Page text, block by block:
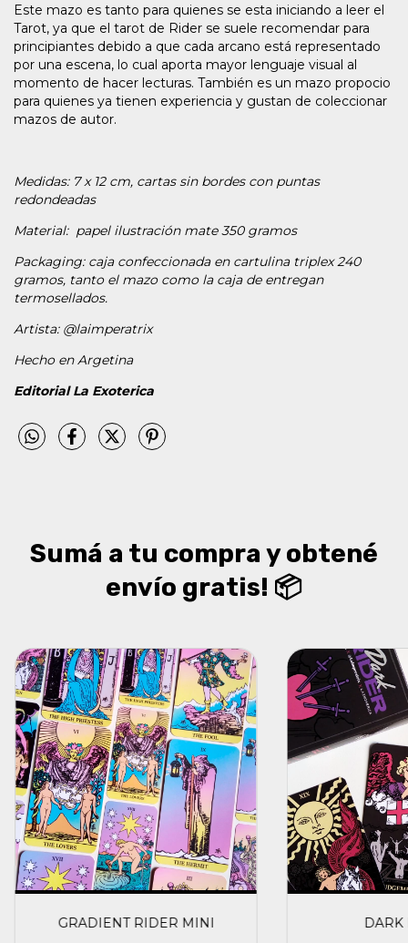
Este mazo es tanto para quienes se esta iniciando a leer el
Tarot, ya que el tarot de Rider se suele recomendar para
principiantes debido a que cada arcano está representado
por una escena, lo cual aporta mayor lenguaje visual al
momento de hacer lecturas. También es un mazo propocio
para quienes ya tienen experiencia y gustan de coleccionar
mazos de autor.
Medidas: 7 x 12 cm, cartas sin bordes con puntas
redondeadas
Material: papel ilustración mate 350 gramos
Packaging: caja confeccionada en cartulina triplex 240
gramos, tanto el mazo como la caja de entregan
termosellados.
Artista: @laimperatrix
Hecho en Argetina
Editorial La Exoterica
Sumá a tu compra y obtené
envío gratis! 📦
GRADIENT RIDER MINI DARK